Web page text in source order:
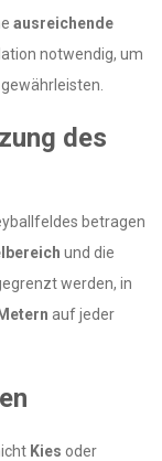
ausreichende
notwendig, um
des
betragen
und die
werden, in
auf jeder
Kies oder